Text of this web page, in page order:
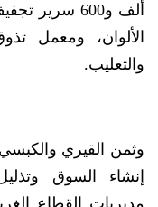
ألف و600
الألوان، ومعمل
والتعليب.
وثمن القيري
إنشاء السوق